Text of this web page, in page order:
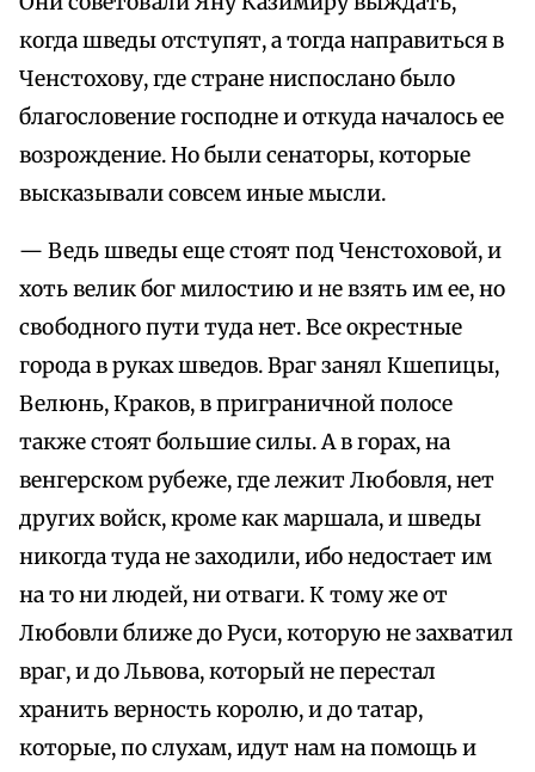
когда шведы отступят, а тогда направиться в
Ченстохову, где стране ниспослано было
благословение господне и откуда началось ее
возрождение. Но были сенаторы, которые
высказывали совсем иные мысли.
— Ведь шведы еще стоят под Ченстоховой, и
хоть велик бог милостию и не взять им ее, но
свободного пути туда нет. Все окрестные
города в руках шведов. Враг занял Кшепицы,
Велюнь, Краков, в приграничной полосе
также стоят большие силы. А в горах, на
венгерском рубеже, где лежит Любовля, нет
других войск, кроме как маршала, и шведы
никогда туда не заходили, ибо недостает им
на то ни людей, ни отваги. К тому же от
Любовли ближе до Руси, которую не захватил
враг, и до Львова, который не перестал
хранить верность королю, и до татар,
которые, по слухам, идут нам на помощь и